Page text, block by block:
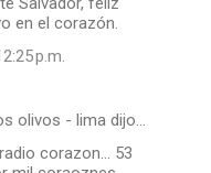
en el corazón.
p.m.
olivos - lima dijo…
corazon... 53